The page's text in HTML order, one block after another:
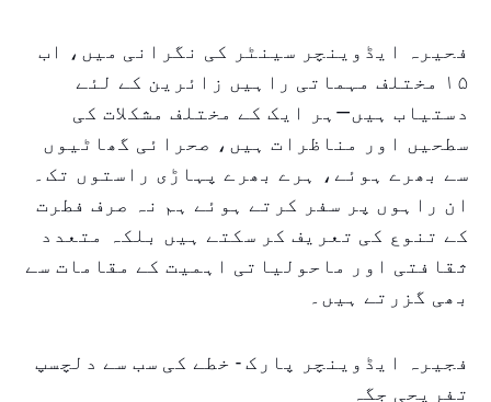
فحیرہ ایڈوینچر سینٹر کی نگرانی میں، اب
۱۵ مختلف مہماتی راہیں زائرین کے لئے
دستیاب ہیں—ہر ایک کے مختلف مشکلات کی
سطحیں اور مناظرات ہیں، صحرائی گھاٹیوں
سے بھرے ہوئے، ہرے بھرے پہاڑی راستوں تک۔
ان راہوں پر سفر کرتے ہوئے ہم نہ صرف فطرت
کے تنوع کی تعریف کر سکتے ہیں بلکہ متعدد
ثقافتی اور ماحولیاتی اہمیت کے مقامات سے
بھی گزرتے ہیں۔
فجیرہ ایڈوینچر پارک - خطے کی سب سے دلچسپ
تفریحی جگہ